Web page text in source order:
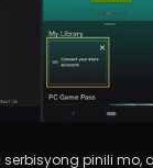
pinili mo,